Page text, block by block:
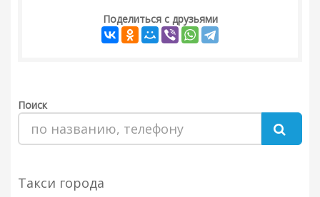
Поделиться с друзьями
Поиск
Такси города